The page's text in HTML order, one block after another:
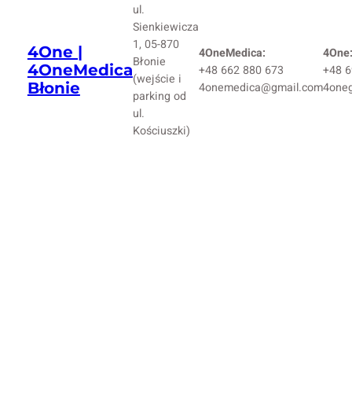
4One |
4OneMedica
Błonie
ul.
Sienkiewicza
1, 05-870
Błonie
(wejście i
parking od
ul.
Kościuszki)
4OneMedica:
+48 662 880 673
4onemedica@gmail.com
4One:
+48